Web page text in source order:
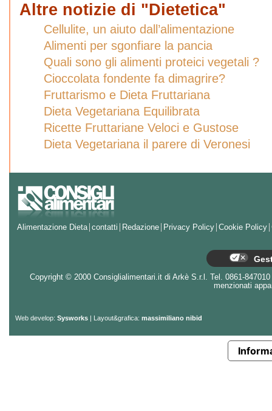
Altre notizie di "Dietetica"
Cellulite, un aiuto dall’alimentazione
Alimenti per sgonfiare la pancia
Quali sono gli alimenti proteici vegetali ?
Cioccolata fondente fa dimagrire?
Fruttarismo e Dieta Fruttariana
Dieta Vegetariana Equilibrata
Ricette Fruttariane Veloci e Gustose
Dieta Vegetariana il parere di Veronesi
Alimentazione Dieta contatti Redazione Privacy Policy Cookie Policy
Copyright © 2000 Consiglialimentari.it di Arkè S.r.l. Tel. 0861-
menzionati
Web develop: Sysworks | Layout&grafica: massimiliano nibid